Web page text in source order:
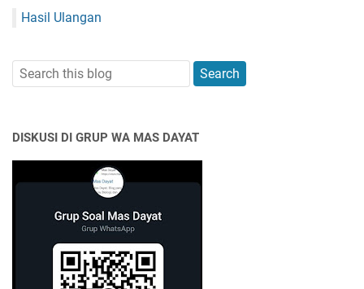
Hasil Ulangan
DISKUSI DI GRUP WA MAS DAYAT